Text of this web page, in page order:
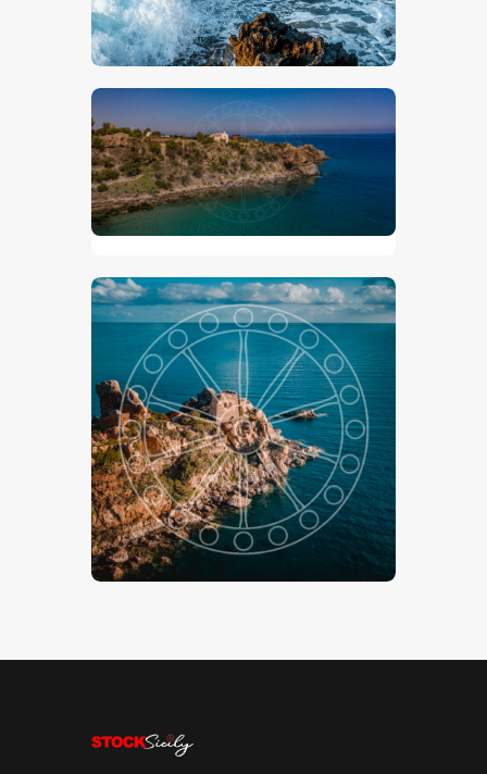
€15.00-€24.00
Santa Lucia, Cefalù
€15.00-€24.00
Spiaggia Kalura
€15.00-€ 24.00